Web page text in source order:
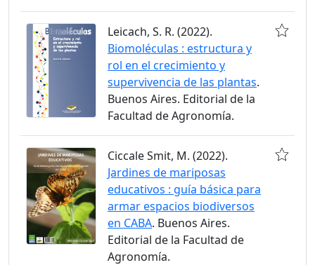
Leicach, S. R. (2022).
Biomoléculas : estructura y
rol en el crecimiento y
supervivencia de las plantas.
Buenos Aires. Editorial de la
Facultad de Agronomía.
Ciccale Smit, M. (2022).
Jardines de mariposas
educativos : guía básica para
armar espacios biodiversos
en CABA. Buenos Aires.
Editorial de la Facultad de
Agronomía.